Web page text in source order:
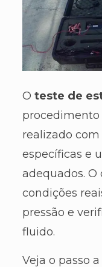
O teste de
procedimento
realizado
específicas e
adequados.
condições
pressão e
fluido.
Veja o passo